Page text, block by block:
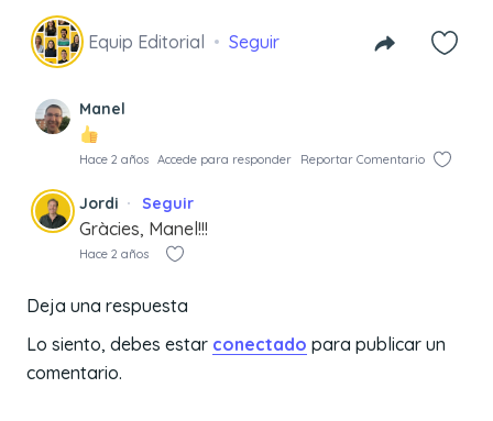
Equip Editorial Seguir
Manel
Hace 2 años Accede para responder Reportar Comentario
Jordi Seguir
Gràcies, Manel!!!
Hace 2 años
Deja una respuesta
Lo siento, debes estar conectado para publicar un
comentario.